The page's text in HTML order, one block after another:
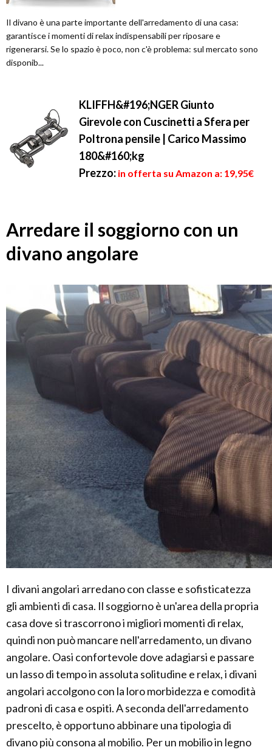
Il divano è una parte importante dell'arredamento di una casa:
garantisce i momenti di relax indispensabili per riposare e
rigenerarsi. Se lo spazio è poco, non c'è problema: sul mercato sono
disponib...
KLIFFH&#196;NGER Giunto
Girevole con Cuscinetti a Sfera per
Poltrona pensile | Carico Massimo
180&#160;kg
Prezzo: in offerta su Amazon a: 19,95€
Arredare il soggiorno con un
divano angolare
I divani angolari arredano con classe e sofisticatezza
gli ambienti di casa. Il soggiorno è un'area della propria
casa dove si trascorrono i migliori momenti di relax,
quindi non può mancare nell'arredamento, un divano
angolare. Oasi confortevole dove adagiarsi e passare
un lasso di tempo in assoluta solitudine e relax, i divani
angolari accolgono con la loro morbidezza e comodità
padroni di casa e ospiti. A seconda dell'arredamento
prescelto, è opportuno abbinare una tipologia di
divano più consona al mobilio. Per un mobilio in legno